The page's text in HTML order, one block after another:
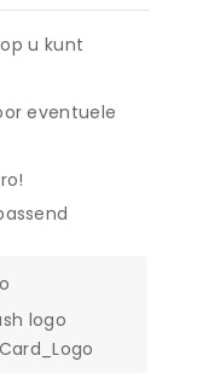
u kunt
eventuele